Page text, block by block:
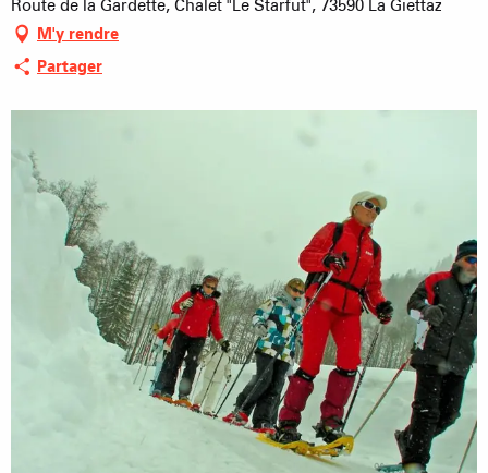
Route de la Gardette, Chalet "Le Starfut", 73590 La Giettaz
M'y rendre
Partager